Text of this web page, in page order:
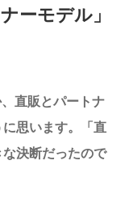
ーモデル」
直販とパートナ
思います。「直
決断だったので